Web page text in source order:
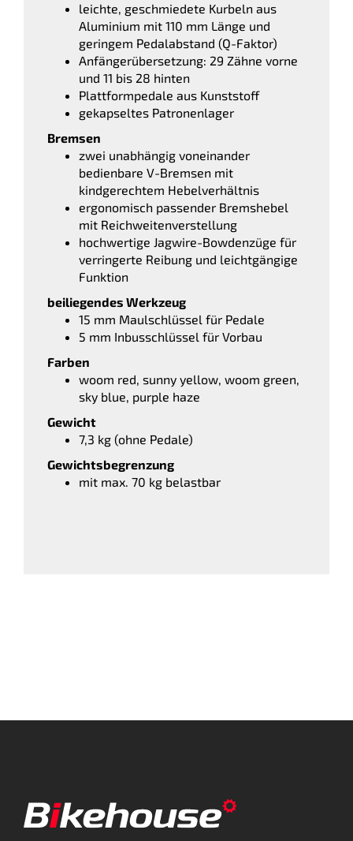
leichte, geschmiedete Kurbeln aus
Aluminium mit 110 mm Länge und
geringem Pedalabstand (Q-Faktor)
Anfängerübersetzung: 29 Zähne vorne
und 11 bis 28 hinten
Plattformpedale aus Kunststoff
gekapseltes Patronenlager
Bremsen
zwei unabhängig voneinander
bedienbare V-Bremsen mit
kindgerechtem Hebelverhältnis
ergonomisch passender Bremshebel
mit Reichweitenverstellung
hochwertige Jagwire-Bowdenzüge für
verringerte Reibung und leichtgängige
Funktion
beiliegendes Werkzeug
15 mm Maulschlüssel für Pedale
5 mm Inbusschlüssel für Vorbau
Farben
woom red, sunny yellow, woom green,
sky blue, purple haze
Gewicht
7,3 kg (ohne Pedale)
Gewichtsbegrenzung
mit max. 70 kg belastbar